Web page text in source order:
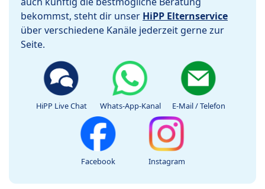
bekommst, steht dir unser HiPP Elternservice
über verschiedene Kanäle jederzeit gerne zur
Seite.
HiPP Live Chat Whats-App-Kanal E-Mail / Telefon
Facebook Instagram